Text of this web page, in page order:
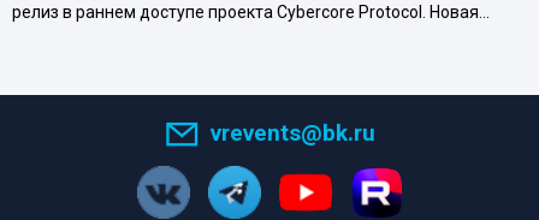
релиз в раннем доступе проекта Cybercore Protocol. Новая…
vrevents@bk.ru